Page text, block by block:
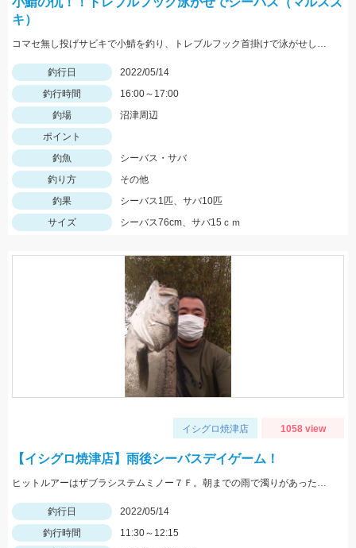
キ）
コマセ無し投げサビキで小鯖を釣り、トレブルフック首掛けで泳がせして10分でシーバスヒット。
釣行日
2022/05/14
釣行時間
16:00～17:00
釣場
沼津周辺
ポイント
釣魚
シーバス・サバ
釣り方
その他
釣果
シーバス1匹、サバ10匹
サイズ
シーバス76cm、サバ15ｃｍ
イシグロ焼津店 1058 view
【イシグロ焼津店】雨後シーバスデイゲーム！
ヒットルアーはザブラシステムミノー７Ｆ。朝までの雨で濁りがあったので高活性でした！
釣行日
2022/05/14
釣行時間
11:30～12:15